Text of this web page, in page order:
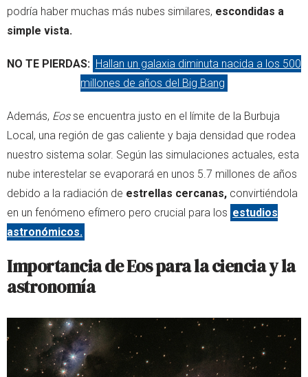
podría haber muchas más nubes similares, escondidas a
simple vista.
NO TE PIERDAS: Hallan un galaxia diminuta nacida a los 500
millones de años del Big Bang
Además, Eosse encuentra justo en el límite de la Burbuja
Local, una región de gas caliente y baja densidad que rodea
nuestro sistema solar. Según las simulaciones actuales, esta
nube interestelar se evaporará en unos 5.7 millones de años
debido a la radiación de estrellas cercanas, convirtiéndola
en un fenómeno efímero pero crucial para los estudios
astronómicos.
Importancia de Eos para la ciencia y la
astronomía